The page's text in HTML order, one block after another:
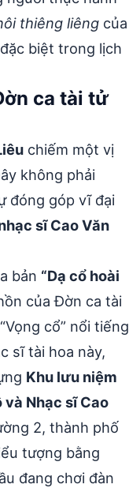
thiêng liêng của
biệt trong lịch
ca tài tử
chiếm một vị
không phải
đóng góp vĩ đại
sĩ Cao Văn
bản “Dạ cổ hoài
của Đờn ca tài
cổ” nổi tiếng
sĩ tài hoa này,
Khu lưu niệm
Nhạc sĩ Cao
2, thành phố
tượng bằng
đang chơi đàn